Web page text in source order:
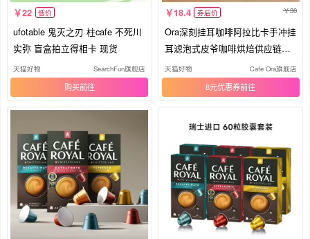
22 低价
ufotable 鬼灭之刃 柱cafe 不死川
实弥 盲盒拍立得相卡 现货
天猫好物 SearchFun旗舰店
购买
18.4 券后价 30
Ora深刻挂耳咖啡阿拉比卡手冲挂
耳滤泡式皮爷咖啡烘焙供应链出
品
天猫好物 Cafe Ora旗舰店
8元优惠券